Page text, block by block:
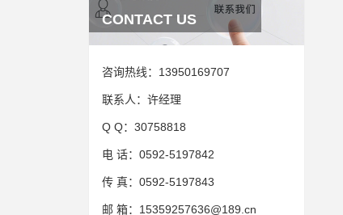
CONTACT US
咨询热线： 13950169707
联系人： 许经理
Q Q： 30758818
电 话： 0592-5197842
传 真： 0592-5197843
邮 箱： 15359257636@189.cn